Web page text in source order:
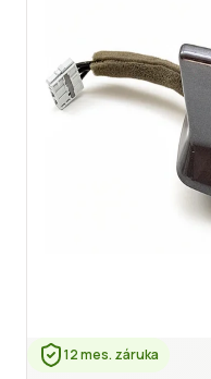
12 mes. záruka